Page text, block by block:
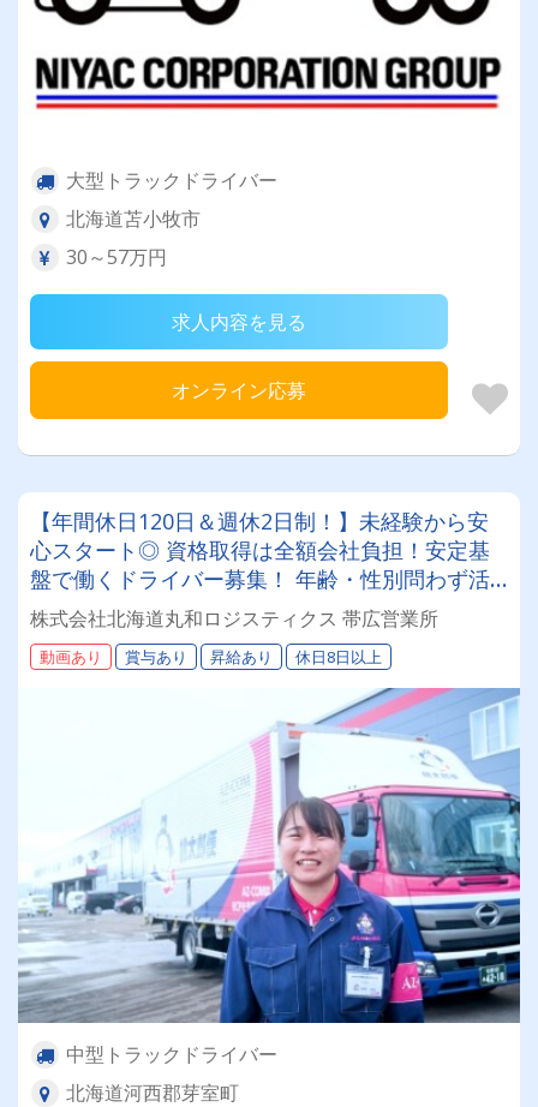
大型トラックドライバー
北海道苫小牧市
30～57万円
求人内容を見る
オンライン応募
【年間休日120日＆週休2日制！】未経験から安
心スタート◎ 資格取得は全額会社負担！安定基
盤で働くドライバー募集！ 年齢・性別問わず活
躍できるお仕事です✨
株式会社北海道丸和ロジスティクス 帯広営業所
動画あり 賞与あり 昇給あり 休日8日以上
中型トラックドライバー
北海道河西郡芽室町